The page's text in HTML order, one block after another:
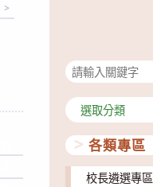
>
分
類
各類專區
校長遴選專區